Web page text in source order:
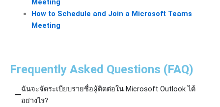
Meeting
How to Schedule and Join a Microsoft Teams
Meeting
Frequently Asked Questions (FAQ)
ฉันจะจัดระเบียบรายชื่อผู้ติดต่อใน Microsoft Outlook ได้
อย่างไร?